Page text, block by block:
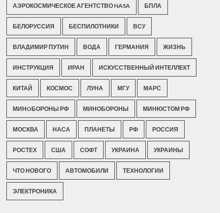
АЭРОКОСМИЧЕСКОЕ АГЕНТСТВО NASA БПЛА
БЕЛОРУССИЯ БЕСПИЛОТНИКИ ВСУ
ВЛАДИМИР ПУТИН ВОДА ГЕРМАНИЯ ЖИЗНЬ
ИНСТРУКЦИЯ ИРАН ИСКУССТВЕННЫЙ ИНТЕЛЛЕКТ
КИТАЙ КОСМОС ЛУНА МГУ МАРС
МИНOБОРОНЫ РФ МИНОБОРОНЫ МИНЮСТОМ РФ
МОСКВА НАСА ПЛАНЕТЫ РФ РОССИЯ
РОСТЕХ США СОФТ УКРАИНА УКРАИНЫ
ЧТО НОВОГО АВТОМОБИЛИ ТЕХНОЛОГИИ
ЭЛЕКТРОНИКА